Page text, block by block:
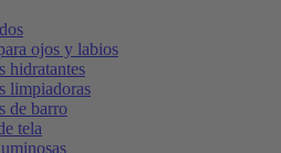
ojos y labios
hidratantes
limpiadoras
de barro
tela